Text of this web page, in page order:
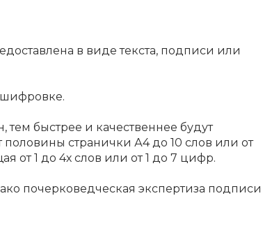
в виде текста, подписи или
быстрее и качественнее будут
половины странички А4 до 10 слов или от
от 1 до 4х слов или от 1 до 7 цифр.
почерковедческая экспертиза подписи